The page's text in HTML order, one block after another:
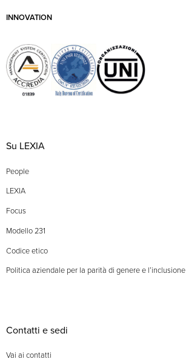
INNOVATION
Su LEXIA
People
LEXIA
Focus
Modello 231
Codice etico
Politica aziendale per la parità di genere e l’inclusione
Contatti e sedi
Vai ai contatti